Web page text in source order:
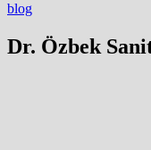
blog
Dr. Özbek